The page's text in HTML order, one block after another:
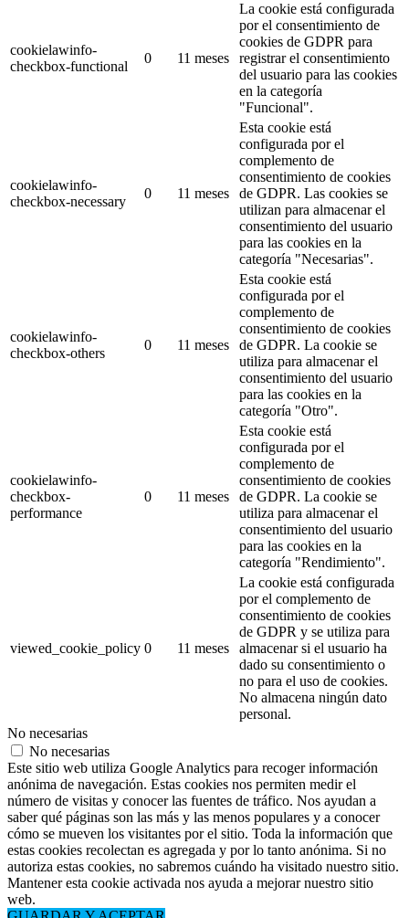
cookielawinfo-
checkbox-functional
0 11 meses
La cookie está configurada
por el consentimiento de
cookies de GDPR para
registrar el consentimiento
del usuario para las cookies
en la categoría
"Funcional".
cookielawinfo-
checkbox-necessary
0 11 meses
Esta cookie está
configurada por el
complemento de
consentimiento de cookies
de GDPR. Las cookies se
utilizan para almacenar el
consentimiento del usuario
para las cookies en la
categoría "Necesarias".
cookielawinfo-
checkbox-others
0 11 meses
Esta cookie está
configurada por el
complemento de
consentimiento de cookies
de GDPR. La cookie se
utiliza para almacenar el
consentimiento del usuario
para las cookies en la
categoría "Otro".
cookielawinfo-
checkbox-
performance
0 11 meses
Esta cookie está
configurada por el
complemento de
consentimiento de cookies
de GDPR. La cookie se
utiliza para almacenar el
consentimiento del usuario
para las cookies en la
categoría "Rendimiento".
viewed_cookie_policy 0 11 meses
La cookie está configurada
por el complemento de
consentimiento de cookies
de GDPR y se utiliza para
almacenar si el usuario ha
dado su consentimiento o
no para el uso de cookies.
No almacena ningún dato
personal.
No necesarias
No necesarias
Este sitio web utiliza Google Analytics para recoger información
anónima de navegación. Estas cookies nos permiten medir el
número de visitas y conocer las fuentes de tráfico. Nos ayudan a
saber qué páginas son las más y las menos populares y a conocer
cómo se mueven los visitantes por el sitio. Toda la información que
estas cookies recolectan es agregada y por lo tanto anónima. Si no
autoriza estas cookies, no sabremos cuándo ha visitado nuestro sitio.
Mantener esta cookie activada nos ayuda a mejorar nuestro sitio
web.